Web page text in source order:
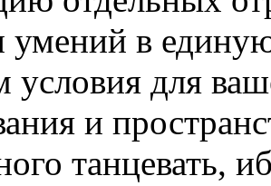
умений в
условия для
и
танцевать,